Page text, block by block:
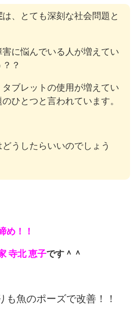
は、とても深刻な社会問題と
に悩んでいる人が増えてい
？
ブレットの使用が増えてい
ひとつと言われています。
うしたらいいのでしょう
め！！
寺北 恵子です＾＾
も魚のポーズで改善！！